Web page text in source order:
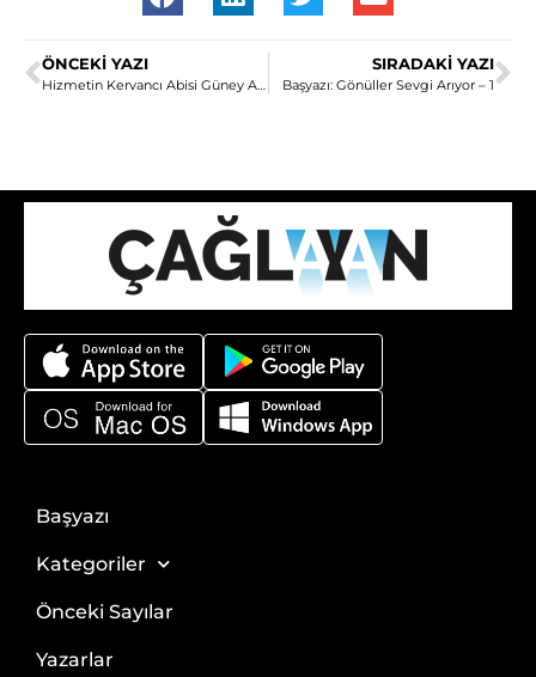
ÖNCEKI YAZI
Hizmetin Kervancı Abisi Güney Afrika’nın Uncle Ali’si
SIRADAKI YAZI
Başyazı: Gönüller Sevgi Arıyor – 1
Başyazı
Kategoriler
Önceki Sayılar
Yazarlar